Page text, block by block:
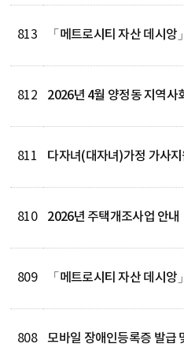
813
812
811
810 2026년 주택개조사업 안내
809
808